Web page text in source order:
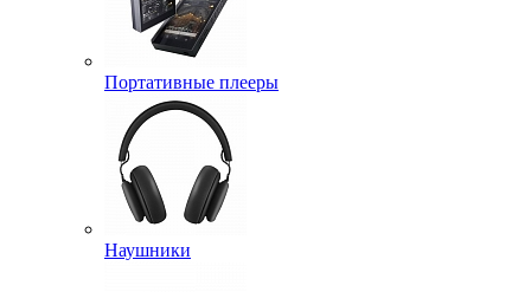
Портативные плееры
Наушники